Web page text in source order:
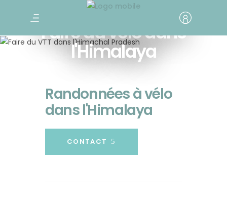
Faire du vélo dans
l'Himalaya
Randonnées à vélo
dans l'Himalaya
CONTACT